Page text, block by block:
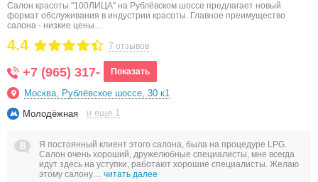
Салон красоты "100ЛИЦА" на Рублёвском шоссе предлагает новый
формат обслуживания в индустрии красоты. Главное преимущество
салона - низкие цены…
7 отзывов
4.4
+7 (965) 317- Показать
Москва, Рублёвское шоссе, 30 к1
Молодёжная
и еще 1
Я постоянный клиент этого салона, была на процедуре LPG.
Салон очень хороший, дружелюбные специалисты, мне всегда
идут здесь на уступки, работают хорошие специалисты. Желаю
этому салону… читать далее